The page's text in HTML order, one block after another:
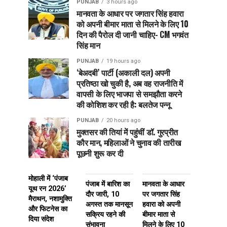
PUNJAB 3 hours ago
मानवता के आधार पर जगतार सिंह हवारा
को अपनी बीमार माता से मिलने के लिए 10
दिन की पैरोल दी जानी चाहिए- CM भगवंत
सिंह मान
PUNJAB 19 hours ago
‘बेअदबी’ पार्टी (अकाली दल) अपनी
प्रतिष्ठा खो चुकी है, अब वह राजनीति में
वापसी के लिए भाजपा से समझौता करने
की कोशिश कर रही है: बलतेज पन्नू
PUNJAB 20 hours ago
मुक्तसर की तियां में पहुंचीं डॉ. गुरप्रीत
कौर मान, महिलाओं ने चुनाव की तारीख
पूछनी शुरू कर दी
मोहाली में ‘पंजाब
यूथ रन 2026’
मैराथन, नशामुक्ति
और फिटनेस का
दिया संदेश
पंजाब में बारिश का
दौर जारी, 10
अगस्त तक मानसून
सक्रिय रहने की
संभावना
मानवता के आधार
पर जगतार सिंह
हवारा को अपनी
बीमार माता से
मिलने के लिए 10